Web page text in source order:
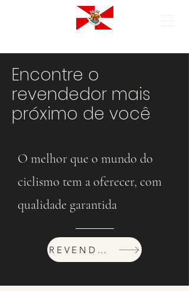
Encontre o
revendedor mais
próximo de você
O melhor que o mundo do
ciclismo tem a oferecer, com
qualidade garantida
REVENDEDORES